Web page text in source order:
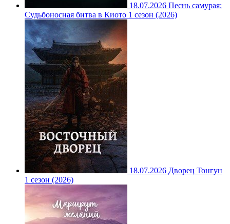
18.07.2026 Песнь самурая:
Судьбоносная битва в Киото 1 сезон (2026)
18.07.2026 Дворец Тонгун
1 сезон (2026)